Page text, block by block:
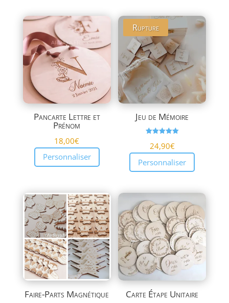
Pancarte Lettre et
Prénom
18,00€
Personnaliser
Rupture
Jeu de Mémoire
5.00
sur 5
24,90€
Personnaliser
Faire-Parts Magnétique Carte Étape Unitaire